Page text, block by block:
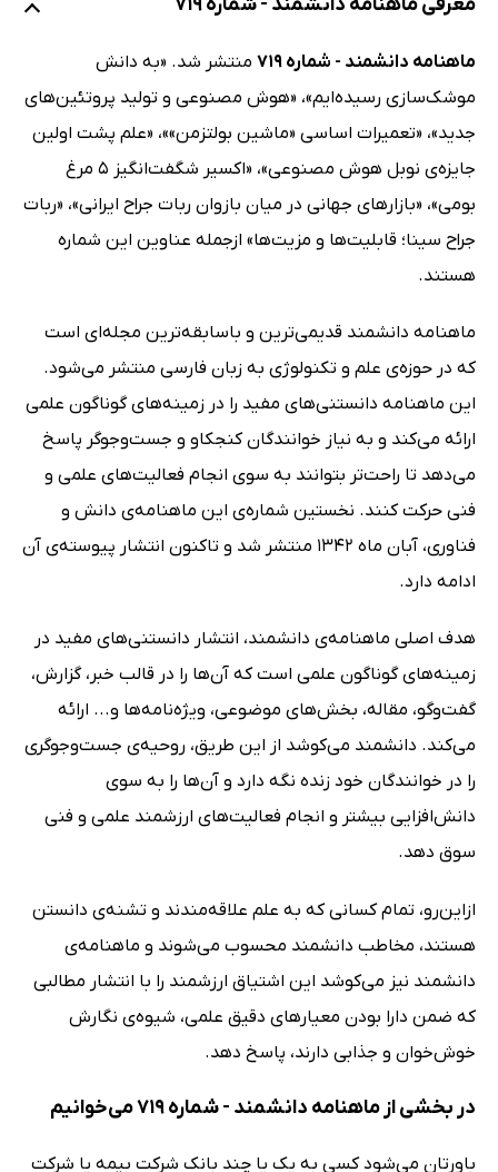
ماهنامه دانشمند - شماره 719
منتشر شد. «به دانش
موشک‌سازی رسیده‌ایم»، «هوش مصنوعی و تولید پروتئین‌های
جدید»، «تعمیرات اساسی «ماشین بولتزمن»»، «علم پشت اولین
جایزه‌ی نوبل هوش مصنوعی»، «اکسیر شگفت‌انگیز 5 مرغ
بومی»، «بازارهای جهانی در میان بازوان ربات جراح ایرانی»، «ربات
جراح سینا؛ قابلیت‌ها و مزیت‌ها» ازجمله عناوین این شماره
هستند.
ماهنامه دانشمند قدیمی‌ترین و باسابقه‌ترین مجله‌ای است
که در حوزه‌ی علم و تکنولوژی به زبان فارسی منتشر می‌شود.
این ماهنامه دانستنی‌های مفید را در زمینه‌های گوناگون علمی
ارائه می‌کند و به نیاز خوانندگان کنجکاو و جست‌وجو‌گر پاسخ
می‌دهد تا راحت‌تر بتوانند به سوی انجام فعالیت‌های علمی و
فنی حرکت کنند. نخستین شماره‌ی این ماهنامه‌ی دانش و
فناوری، آبان ماه 1342 منتشر شد و تاکنون انتشار پیوسته‌ی آن
ادامه دارد.
هدف اصلی ماهنامه‌ی دانشمند، انتشار دانستنی‌های مفید در
زمینه‌های گوناگون علمی است که آن‌ها را در قالب خبر، گزارش،
گفت‌وگو، مقاله، بخش‌های موضوعی، ویژه‌نامه‌ها و... ارائه
می‌کند. دانشمند می‌کوشد از این طریق، روحیه‌ی جست‌وجوگری
را در خوانندگان خود زنده نگه دارد و آن‌ها را به سوی
دانش‌افزایی بیشتر و انجام فعالیت‌های ارزشمند علمی و فنی
سوق دهد.
ازاین‌‌رو، تمام کسانی که به علم علاقه‌مندند و تشنه‌ی دانستن
هستند، مخاطب دانشمند محسوب می‌شوند و ماهنامه‌ی
دانشمند نیز می‌کوشد این اشتیاق ارزشمند را با انتشار مطالبی
که ضمن دارا بودن معیارهای دقیق علمی، شیوه‌ی نگارش
خوش‌خوان و جذابی دارند، پاسخ دهد.
در بخشی از ماهنامه دانشمند - شماره 719 می‌خوانیم
باورتان می‌شود کسی به یک یا چند بانک شرکت بیمه یا شرکت